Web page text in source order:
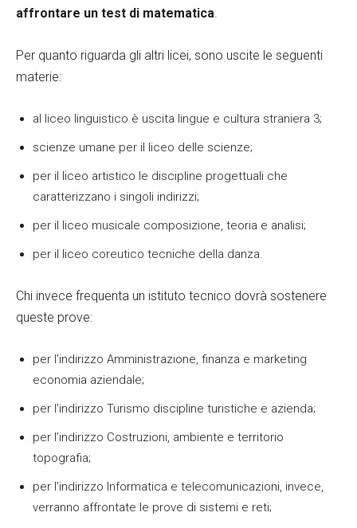
affrontare un test di matematica.
Per quanto riguarda gli altri licei, sono uscite le seguenti
materie:
al liceo linguistico è uscita lingue e cultura straniera 3;
scienze umane per il liceo delle scienze;
per il liceo artistico le discipline progettuali che
caratterizzano i singoli indirizzi;
per il liceo musicale composizione, teoria e analisi;
per il liceo coreutico tecniche della danza.
Chi invece frequenta un istituto tecnico dovrà sostenere
queste prove:
per l’indirizzo Amministrazione, finanza e marketing
economia aziendale;
per l’indirizzo Turismo discipline turistiche e azienda;
per l’indirizzo Costruzioni, ambiente e territorio
topografia;
per l’indirizzo Informatica e telecomunicazioni, invece,
verranno affrontate le prove di sistemi e reti;